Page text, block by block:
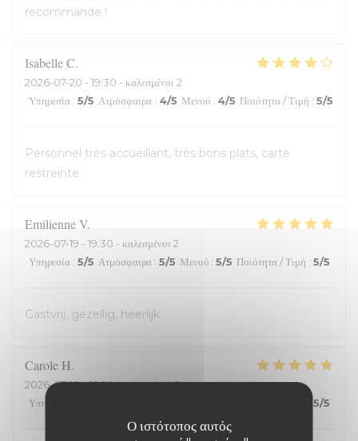
Ο ιστότοπος αυτός
recommande !
IsabelleC
2026-07-20 - 19:30 - καλεσμένοι 2
Υπηρεσία : 5/5 Ατμόσφαιρα : 4/5 Μενού : 4/5 Ποιότητα / Τιμή : 5/5
Personnel très accueillant, très bons plats, carte
restreinte
EmilienneV
2026-07-19 - 19:30 - καλεσμένοι 2
Υπηρεσία : 5/5 Ατμόσφαιρα : 5/5 Μενού : 5/5 Ποιότητα / Τιμή : 5/5
Gastvrij, gezellig, heerlijk
Carole H
2026-07-18- 21:00 - καλεσμένοι 2
Υπηρεσία
5/5